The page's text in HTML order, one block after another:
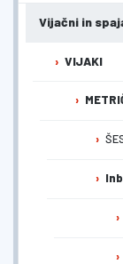
Vijačni in
VIJAKI